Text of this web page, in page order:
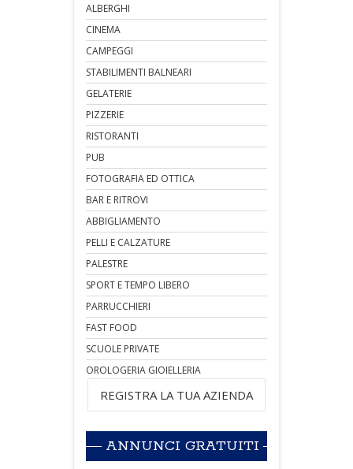
ALBERGHI
CINEMA
CAMPEGGI
STABILIMENTI BALNEARI
GELATERIE
PIZZERIE
RISTORANTI
PUB
FOTOGRAFIA ED OTTICA
BAR E RITROVI
ABBIGLIAMENTO
PELLI E CALZATURE
PALESTRE
SPORT E TEMPO LIBERO
PARRUCCHIERI
FAST FOOD
SCUOLE PRIVATE
OROLOGERIA GIOIELLERIA
REGISTRA LA TUA AZIENDA
ANNUNCI GRATUITI